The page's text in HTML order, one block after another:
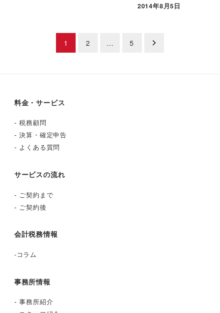
2014年8月5日
ビ
ゲ
ー
ン
1 2 … 5
料金・サービス
-税務顧問
-決算・確定申告
- よくある質問
サービスの流れ
- ご契約まで
- ご契約後
会計税務情報
-コラム
事務所情報
-事務所紹介